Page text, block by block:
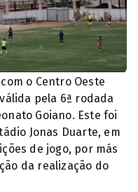
o Centro Oeste
pela 6ª rodada
Goiano. Este foi
Jonas Duarte, em
de jogo, por más
da realização do